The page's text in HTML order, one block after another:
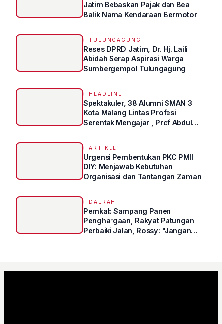
Jatim Bebaskan Pajak dan Bea
Balik Nama Kendaraan Bermotor
TULUNGAGUNG
Reses DPRD Jatim, Dr. Hj. Laili
Abidah Serap Aspirasi Warga
Sumbergempol Tulungagung
HEADLINE
Spektakuler, 38 Alumni SMAN 3
Kota Malang Lintas Profesi
Serentak Mengajar , Prof Abdul
ARTIKEL
Urgensi Pembentukan PKC PMII
DIY: Menjawab Kebutuhan
Organisasi dan Tantangan Zaman
DAERAH
Pemkab Sampang Panen
Penghargaan, Rakyat Patungan
Perbaiki Jalan, Rossy: "Jangan